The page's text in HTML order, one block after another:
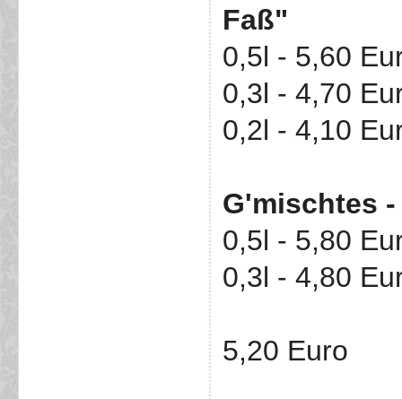
Faß"
0,5l - 5,60
0,3l - 4,70
0,2l - 4,10
G'mischtes
0,5l - 5,80
0,3l - 4,80
5,20 Euro